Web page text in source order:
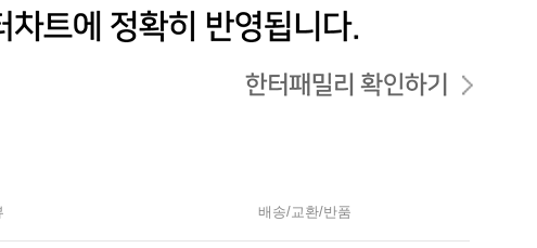
배송/교환/반품